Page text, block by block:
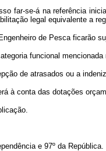
far-se-á na referência
legal equivalente a
de Pesca ficarão
funcional
de atrasados ou a
à conta das dotações
e 97º da República.